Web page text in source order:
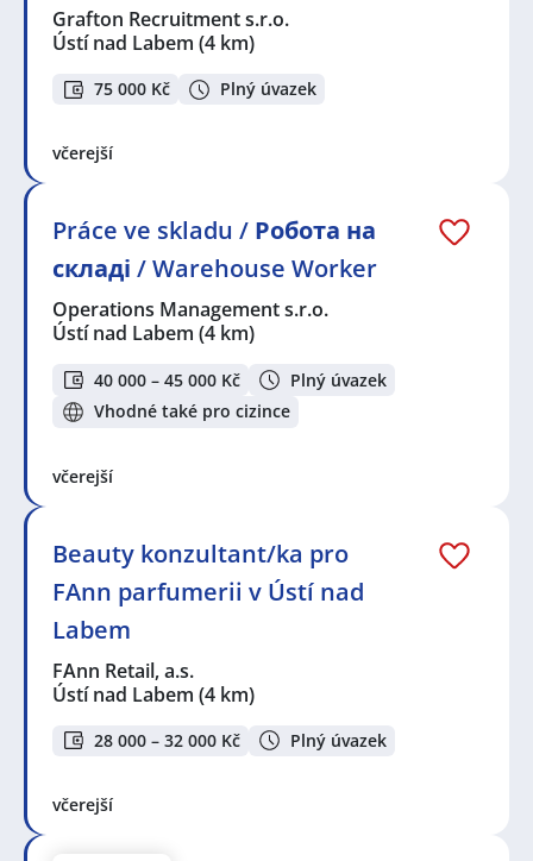
Grafton Recruitment s.r.o.
Ústí nad Labem (4 km)
75 000 Kč Plný úvazek
včerejší
Práce ve skladu / Робота на
складі / Warehouse Worker
Operations Management s.r.o.
Ústí nad Labem (4 km)
40 000 – 45 000 Kč
Plný úvazek
Vhodné také pro cizince
včerejší
Beauty konzultant/ka pro
FAnn parfumerii v Ústí nad
Labem
FAnn Retail, a.s.
Ústí nad Labem (4 km)
28 000 – 32 000 Kč Plný úvazek
včerejší